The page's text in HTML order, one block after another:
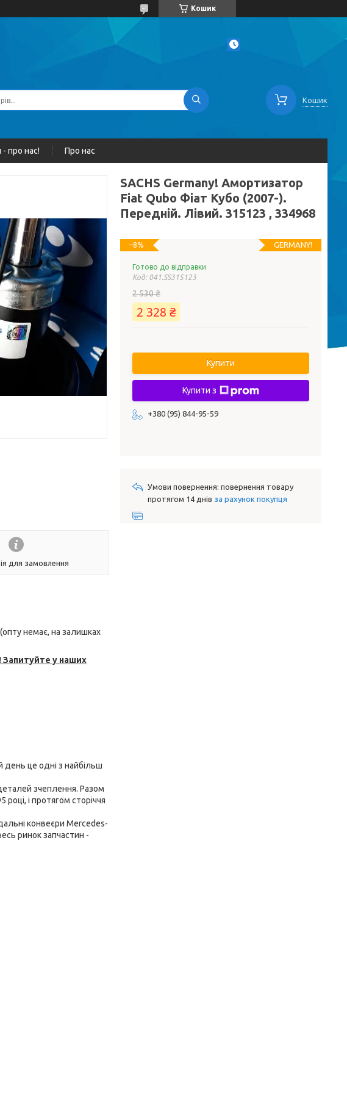
Кошик
Кошик
- про нас! Про нас
для замовлення
(опту немає, на залишках
Запитуйте у наших
день це одні з найбільш
зчеплення. Разом
і протягом сторіччя
конвеєри Mercedes-
ринок запчастин -
SACHS Germany! Амортизатор
Fiat Qubo Фіат Кубо (2007-).
Передній. Лівий. 315123 , 334968
GERMANY!
–8%
Готово до відправки
Код: 041.SS315123
2 530 ₴
2 328 ₴
Купити
Купити з
+380 (95) 844-95-59
повернення товару
протягом 14 днів за рахунок покупця